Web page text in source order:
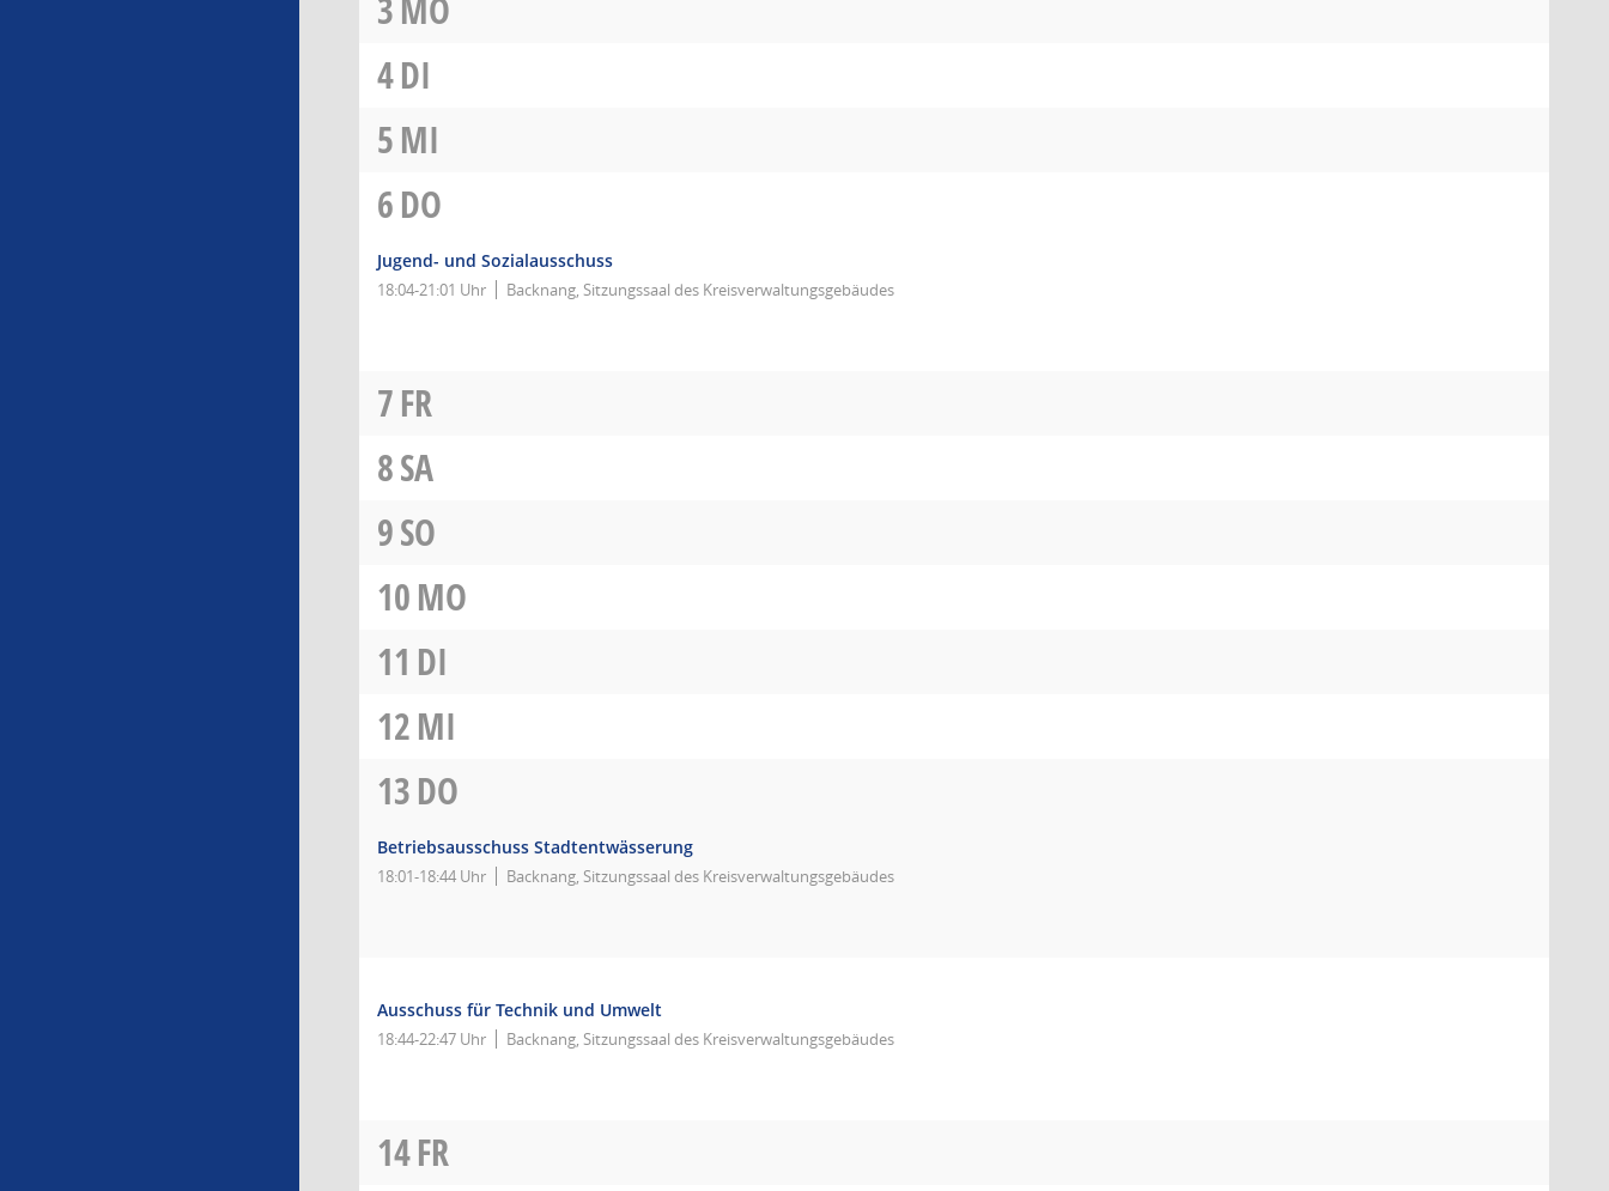
3 MO
4DI
5MI
6DO
Jugend- und Sozialausschuss
18:04-21:01 Uhr Backnang, Sitzungssaal des Kreisverwaltungsgebäudes
7FR
8SA
9SO
10MO
11 DI
12MI
13DO
Betriebsausschuss Stadtentwässerung
18:01-18:44 Uhr Backnang, Sitzungssaal des Kreisverwaltungsgebäudes
Ausschuss für Technik und Umwelt
18:44-22:47 Uhr Backnang, Sitzungssaal des Kreisverwaltungsgebäudes
14FR